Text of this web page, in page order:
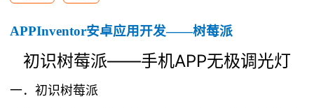
APPInventor安卓应用开发——树莓派
初识树莓派——手机APP无极调光灯
一．初识树莓派